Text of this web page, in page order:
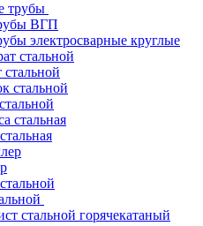
трубы
ВГП
электросварные круглые
стальной
стальной горячекатаный